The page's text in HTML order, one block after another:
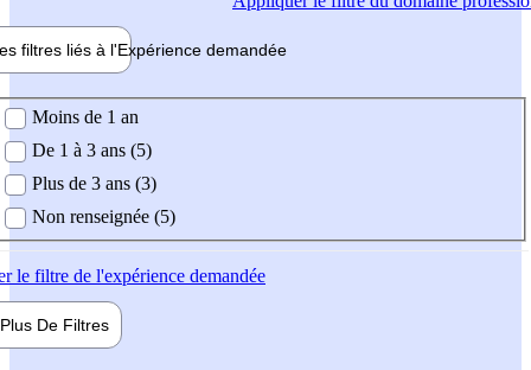
filtres liés à l'Expérience demandée
demandée
Moins de 1 an
De 1 à 3 ans (5)
Plus de 3 ans (3)
Non renseignée (5)
le filtre de l'expérience demandée
Plus De Filtres